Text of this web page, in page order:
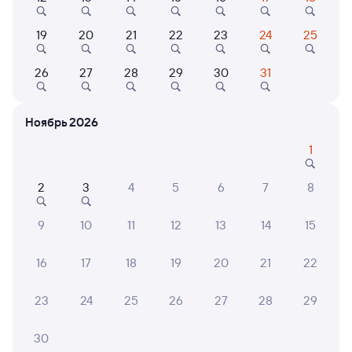
Онлайн-покупка за 4 минуты
Онлайн-возврат билетов без очереди в кассу
Выбор любимых мест на схемах вагонов
7,0
Отель Магнетит
19 20 21 22 23 24 25
26 27 28 29 30 31
Ноябрь 2026
1
2 3 4 5 6 7 8
9 10 11 12 13 14 15
16 17 18 19 20 21 22
23 24 25 26 27 28 29
30